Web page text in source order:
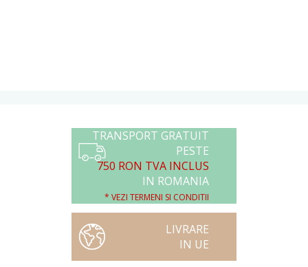
TRANSPORT GRATUIT
PESTE
750 RON TVA INCLUS
IN ROMANIA
* VEZI TERMENI SI CONDITII
LIVRARE
IN UE